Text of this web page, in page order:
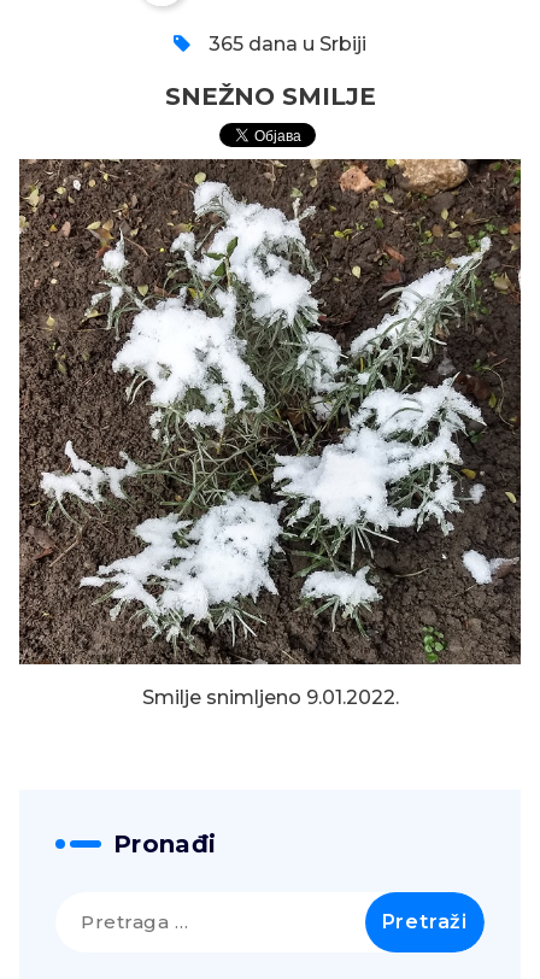
365 dana u Srbiji
SNEŽNO SMILJE
Smilje snimljeno 9.01.2022.
Pronađi